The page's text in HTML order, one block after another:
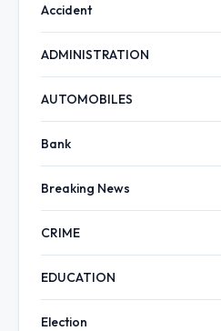
Accident
ADMINISTRATION
AUTOMOBILES
Bank
Breaking News
CRIME
EDUCATION
Election